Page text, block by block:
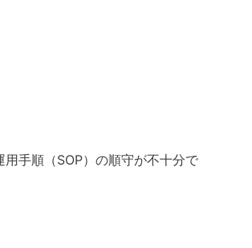
手順（SOP）の順守が不十分で